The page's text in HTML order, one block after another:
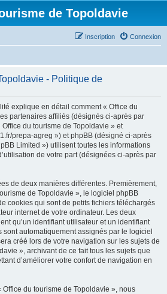
de Topoldavie
Connexion
Inscription
- Politique de
explique en détail comment « Office du
partenaires affiliés (désignés ci-après par
du tourisme de Topoldavie » et
prepa-agreg ») et phpBB (désigné ci-après
Limited ») utilisent toutes les informations
de votre part (désignées ci-après par
de deux manières différentes. Premièrement,
de Topoldavie », le logiciel phpBB
cookies qui sont de petits fichiers téléchargés
internet de votre ordinateur. Les deux
qu’un identifiant utilisateur et un identifiant
automatiquement assignés par le logiciel
créé lors de votre navigation sur les sujets de
», archivant de ce fait tous les sujets que
d’améliorer votre confort de navigation en
du tourisme de Topoldavie », nous